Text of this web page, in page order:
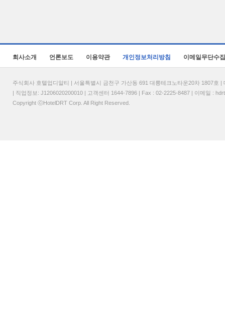
회사소개 언론보도 이용약관 개인정보처리방침 이메일무단수
주식회사 호텔업디알티 | 서울특별시 금천구 가산동 691 대륭테크노타운20차 1807
| 직업정보: J1206020200010 | 고객센터 1644-7896 | Fax : 02-2225-8487 | 이메일 :
Copyright ⓒHotelDRT Corp. All Right Reserved.